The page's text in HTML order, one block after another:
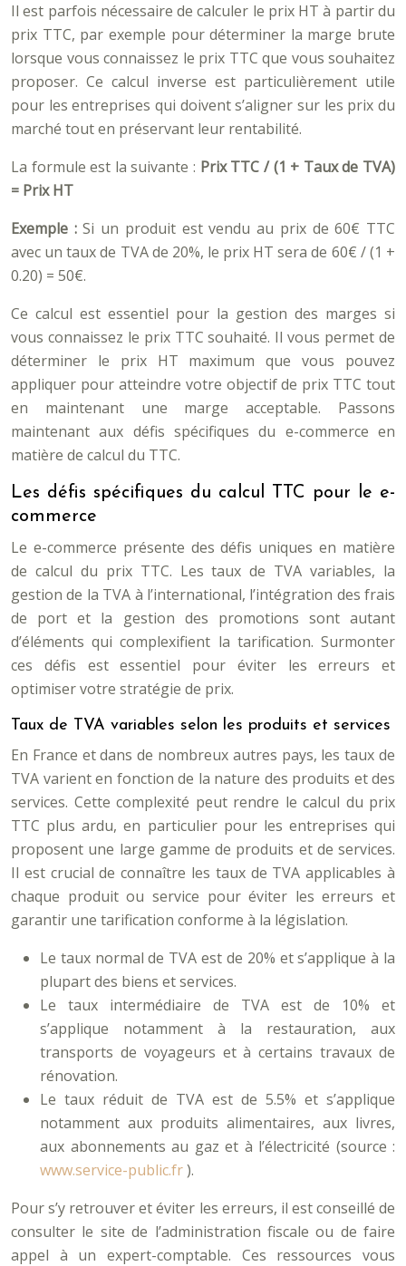
Il est parfois nécessaire de calculer le prix HT à partir du
prix TTC, par exemple pour déterminer la marge brute
lorsque vous connaissez le prix TTC que vous souhaitez
proposer. Ce calcul inverse est particulièrement utile
pour les entreprises qui doivent s’aligner sur les prix du
marché tout en préservant leur rentabilité.
La formule est la suivante : Prix TTC / (1 + Taux de TVA)
= Prix HT
Exemple :Si un produit est vendu au prix de 60€ TTC
avec un taux de TVA de 20%, le prix HT sera de 60€ / (1 +
0.20) = 50€.
Ce calcul est essentiel pour la gestion des marges si
vous connaissez le prix TTC souhaité. Il vous permet de
déterminer le prix HT maximum que vous pouvez
appliquer pour atteindre votre objectif de prix TTC tout
en maintenant une marge acceptable. Passons
maintenant aux défis spécifiques du e-commerce en
matière de calcul du TTC.
Les défis spécifiques du calcul TTC pour le e-
commerce
Le e-commerce présente des défis uniques en matière
de calcul du prix TTC. Les taux de TVA variables, la
gestion de la TVA à l’international, l’intégration des frais
de port et la gestion des promotions sont autant
d’éléments qui complexifient la tarification. Surmonter
ces défis est essentiel pour éviter les erreurs et
optimiser votre stratégie de prix.
Taux de TVA variables selon les produits et services
En France et dans de nombreux autres pays, les taux de
TVA varient en fonction de la nature des produits et des
services. Cette complexité peut rendre le calcul du prix
TTC plus ardu, en particulier pour les entreprises qui
proposent une large gamme de produits et de services.
Il est crucial de connaître les taux de TVA applicables à
chaque produit ou service pour éviter les erreurs et
garantir une tarification conforme à la législation.
Le taux normal de TVA est de 20% et s’applique à la
plupart des biens et services.
Le taux intermédiaire de TVA est de 10% et
s’applique notamment à la restauration, aux
transports de voyageurs et à certains travaux de
rénovation.
Le taux réduit de TVA est de 5.5% et s’applique
notamment aux produits alimentaires, aux livres,
aux abonnements au gaz et à l’électricité (source :
www.service-public.fr).
Pour s’y retrouver et éviter les erreurs, il est conseillé de
consulter le site de l’administration fiscale ou de faire
appel à un expert-comptable. Ces ressources vous